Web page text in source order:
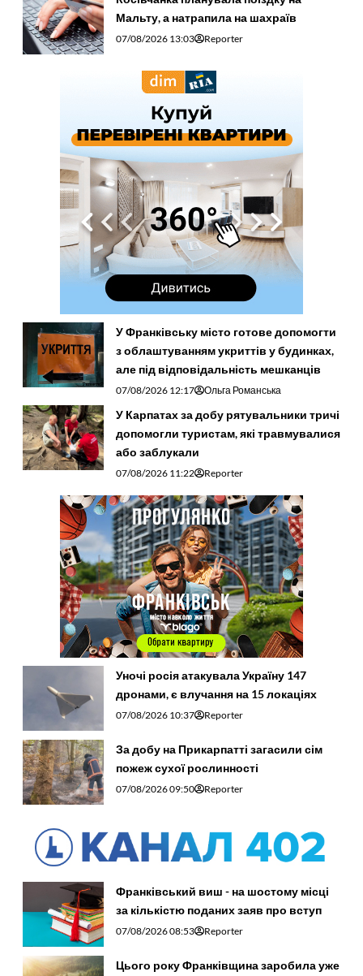
Мальту, а натрапила на шахраїв
07/08/2026 13:03 Reporter
У Франківську місто готове допомогти
з облаштуванням укриттів у будинках,
але під відповідальність мешканців
07/08/2026 12:17 Ольга Романська
У Карпатах за добу рятувальники тричі
допомогли туристам, які травмувалися
або заблукали
07/08/2026 11:22 Reporter
Уночі росія атакувала Україну 147
дронами, є влучання на 15 локаціях
07/08/2026 10:37 Reporter
За добу на Прикарпатті загасили сім
пожеж сухої рослинності
07/08/2026 09:50 Reporter
Франківський виш - на шостому місці
за кількістю поданих заяв про вступ
07/08/2026 08:53 Reporter
Цього року Франківщина заробила уже